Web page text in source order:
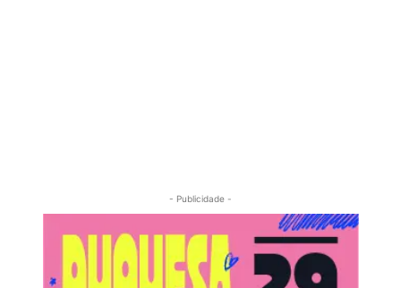
- Publicidade -